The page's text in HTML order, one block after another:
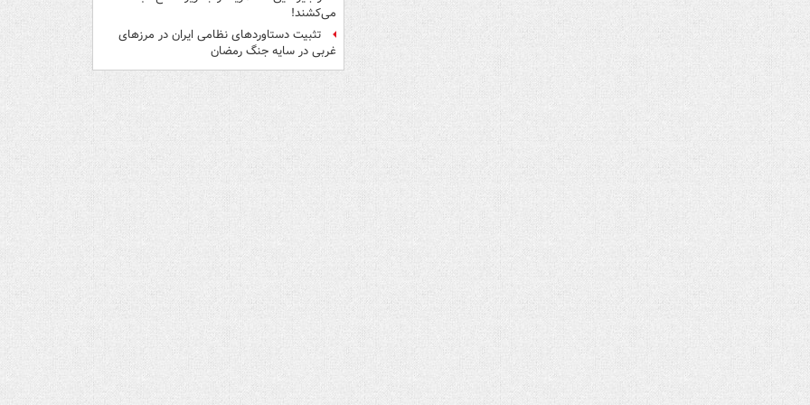
می‌کشند!
تثبیت دستاوردهای نظامی ایران در مرزهای
غربی در سایه جنگ رمضان